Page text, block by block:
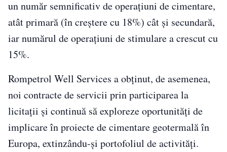
un număr semnificativ de operațiuni de cimentare,
atât primară (în creștere cu 18%) cât și secundară,
iar numărul de operațiuni de stimulare a crescut cu
15%.
Rompetrol Well Services a obținut, de asemenea,
noi contracte de servicii prin participarea la
licitații și continuă să exploreze oportunități de
implicare în proiecte de cimentare geotermală în
Europa, extinzându-și portofoliul de activități.